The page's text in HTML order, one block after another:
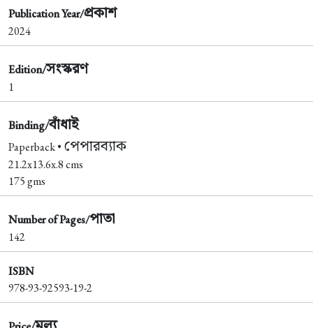
Publication Year/প্রকাশ
2024
Edition/সংস্করণ
1
Binding/বাঁধাই
Paperback • পেপারব্যাক
21.2x13.6x.8 cms
175 gms
Number of Pages/পাতা
142
ISBN
978-93-92593-19-2